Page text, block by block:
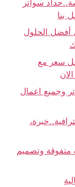
سواتر
تبدء بـ 300ريال أفضل الحلول
بجودة 100%وأقل سعر مع
وجميع اعمال
لحماية متفوقة وتصميم